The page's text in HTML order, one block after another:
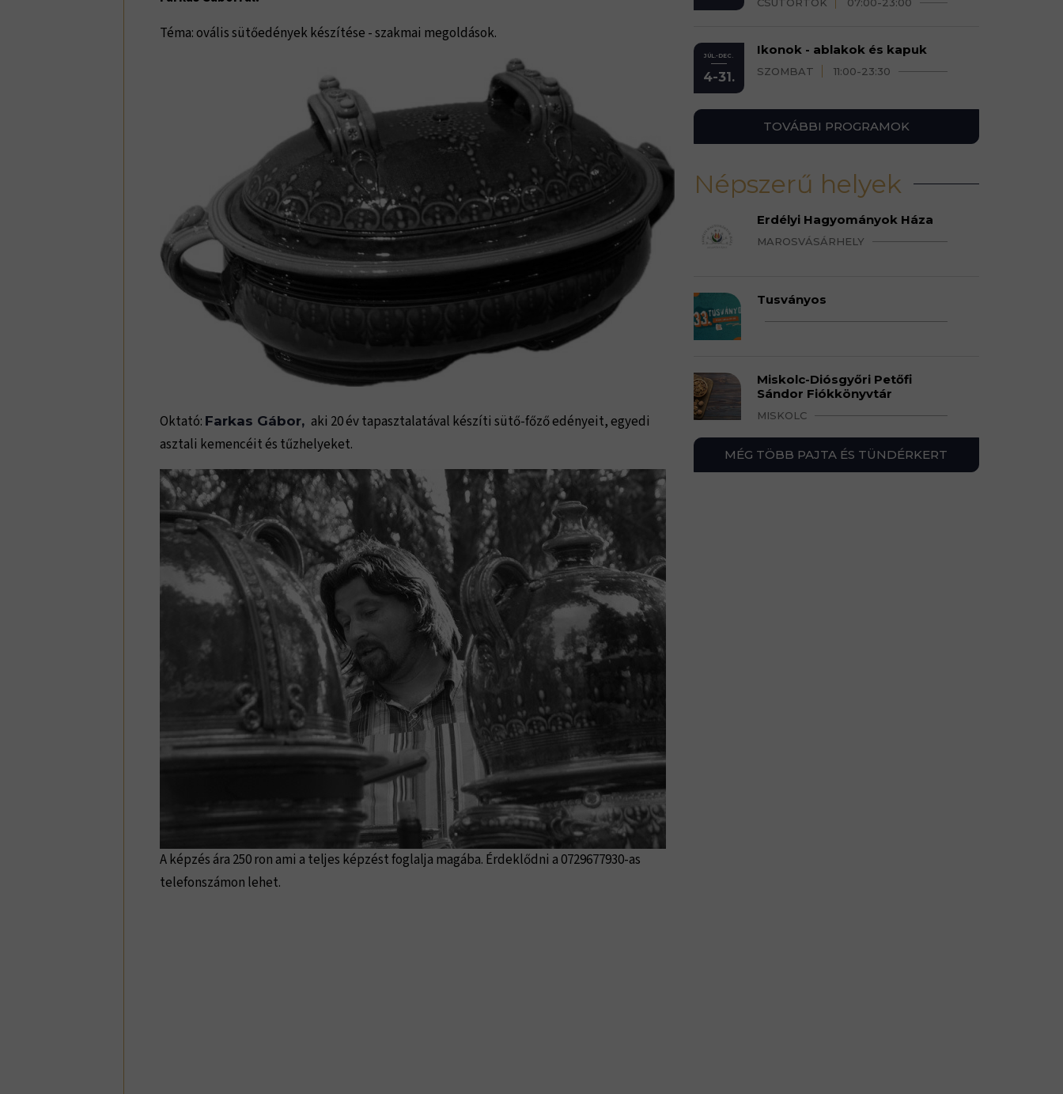
Téma: ovális sütőedények készítése - szakmai megoldások.
Oktató: Farkas Gábor, aki 20 év tapasztalatával készíti sütő-főző edényeit, egyedi
asztali kemencéit és tűzhelyeket.
A képzés ára 250 ron ami a teljes képzést foglalja magába. Érdeklődni a 0729677930-as
telefonszámon lehet.
JÚL.-DEC.
4-31.
Ikonok - ablakok és kapuk
SZOMBAT 11:00-23:30
TOVÁBBI PROGRAMOK
Népszerű helyek
Erdélyi Hagyományok Háza
MAROSVÁSÁRHELY
Tusványos
Miskolc-Diósgyőri Petőfi
Sándor Fiókkönyvtár
MISKOLC
MÉG TÖBB PAJTA ÉS TÜNDÉRKERT